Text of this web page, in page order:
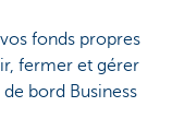
fonds propres
fermer et gérer
bord Business